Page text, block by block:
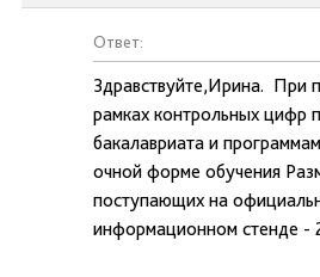
Ответ:
Здравствуйте,Ирина. При
рамках контрольных цифр
бакалавриата и
очной форме обучения
поступающих на
информационном стенде -